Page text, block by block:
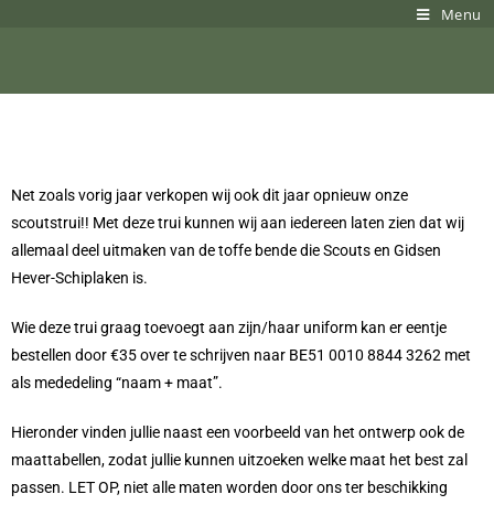
Menu
Net zoals vorig jaar verkopen wij ook dit jaar opnieuw onze
scoutstrui!! Met deze trui kunnen wij aan iedereen laten zien dat wij
allemaal deel uitmaken van de toffe bende die Scouts en Gidsen
Hever-Schiplaken is.
Wie deze trui graag toevoegt aan zijn/haar uniform kan er eentje
bestellen door €35 over te schrijven naar BE51 0010 8844 3262 met
als mededeling “naam + maat”.
Hieronder vinden jullie naast een voorbeeld van het ontwerp ook de
maattabellen, zodat jullie kunnen uitzoeken welke maat het best zal
passen. LET OP, niet alle maten worden door ons ter beschikking